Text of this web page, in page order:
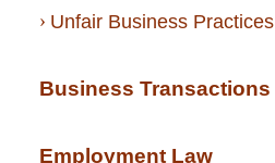
Unfair Business Practices
Business Transactions
Employment Law